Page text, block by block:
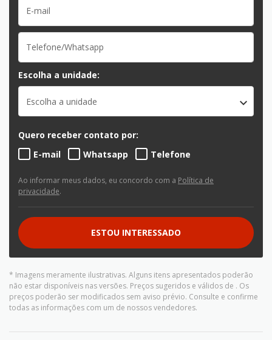
Escolha a unidade:
Escolha a unidade
Quero receber contato por:
E-mail
Whatsapp Telefone
Ao informar meus dados, eu concordo com a Política de
privacidade.
ESTOU INTERESSADO
* Imagens meramente ilustrativas. Alguns itens apresentados poderão
não estar disponíveis nas versões. Preços sugeridos e válidos de . Os
preços poderão ser modificados sem aviso prévio. Consulte e confirme
todas as informações com um de nossos vendedores.